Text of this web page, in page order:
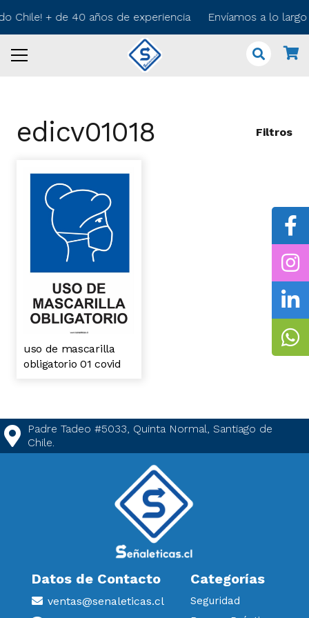
Chile! + de 40 años de experiencia Envíamos a lo
edicv01018 Filtros
uso de mascarilla
obligatorio 01 covid
Padre Tadeo #5033, Quinta Normal, Santiago de
Chile.
Datos de Contacto
ventas@senaleticas.cl
Categorías
Seguridad